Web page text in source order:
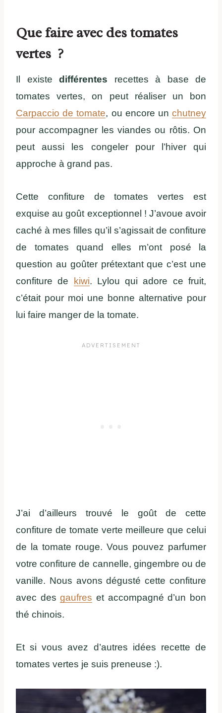
Que faire avec des tomates
vertes ?
Il existe différentes recettes à base de
tomates vertes, on peut réaliser un bon
Carpaccio de tomate, ou encore unchutney
pour accompagner les viandes ou rôtis. On
peut aussi les congeler pour l’hiver qui
approche à grand pas.
Cette confiture de tomates vertes est
exquise au goût exceptionnel ! J’avoue avoir
caché à mes filles qu’il s’agissait de confiture
de tomates quand elles m’ont posé la
question au goûter prétextant que c’est une
confiture de kiwi. Lylou qui adore ce fruit,
c’était pour moi une bonne alternative pour
lui faire manger de la tomate.
J’ai d’ailleurs trouvé le goût de cette
confiture de tomate verte meilleure que celui
de la tomate rouge. Vous pouvez parfumer
votre confiture de cannelle, gingembre ou de
vanille. Nous avons dégusté cette confiture
avec desgaufres et accompagné d’un bon
thé chinois.
Et si vous avez d’autres idées recette de
tomates vertes je suis preneuse :).